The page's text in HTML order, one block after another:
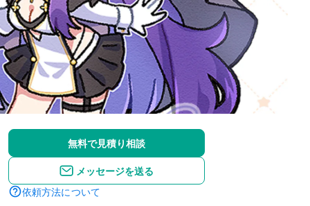
無料で見積り相談
メッセージを送る
依頼方法について